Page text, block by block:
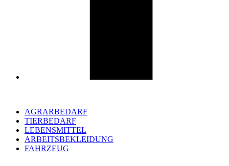
AGRARBEDARF
TIERBEDARF
LEBENSMITTEL
ARBEITSBEKLEIDUNG
FAHRZEUG